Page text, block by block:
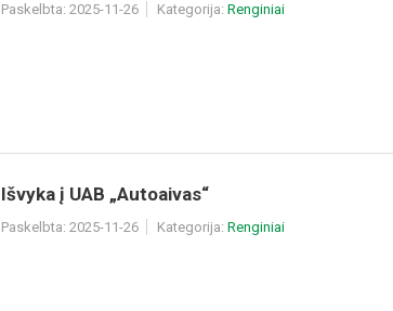
Paskelbta: 2025-11-26 Kategorija: Renginiai
Išvyka į UAB „Autoaivas“
Paskelbta: 2025-11-26 Kategorija: Renginiai